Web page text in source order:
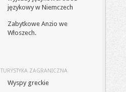
językowy w Niemczech
Zabytkowe Anzio we
Włoszech.
TURYSTYKA ZAGRANICZNA
Wyspy greckie